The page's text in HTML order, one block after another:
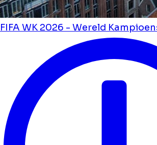
FIFA WK 2026 - Wereld